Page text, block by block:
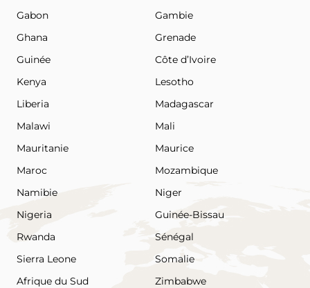
Gabon
Gambie
Ghana
Grenade
Guinée
Côte d’Ivoire
Kenya
Lesotho
Liberia
Madagascar
Malawi
Mali
Mauritanie
Maurice
Maroc
Mozambique
Namibie
Niger
Nigeria
Guinée-Bissau
Rwanda
Sénégal
Sierra Leone
Somalie
Afrique du Sud
Zimbabwe